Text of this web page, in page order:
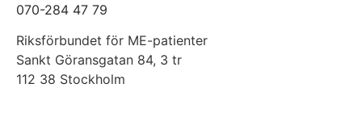
070-284 47 79
Riksförbundet för ME-patienter
Sankt Göransgatan 84, 3 tr
112 38 Stockholm